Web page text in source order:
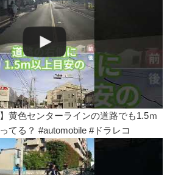
黄色センターラインの道路でも1.5ｍ
てる？ #automobile #ドラレコ